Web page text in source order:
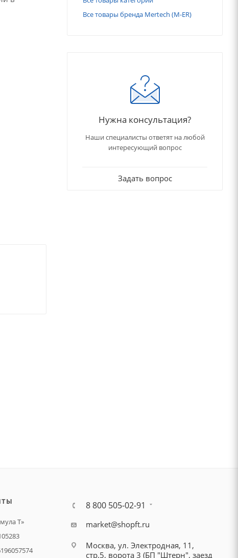
Все товары бренда Mertech (M-ER)
Нужна консультация?
Наши специалисты ответят на любой
интересующий вопрос
Задать вопрос
Т»
8 800 505-02-91
market@shopft.ru
Москва, ул. Электродная, 11,
стр.5, ворота 3 (БП "Штерн", заезд